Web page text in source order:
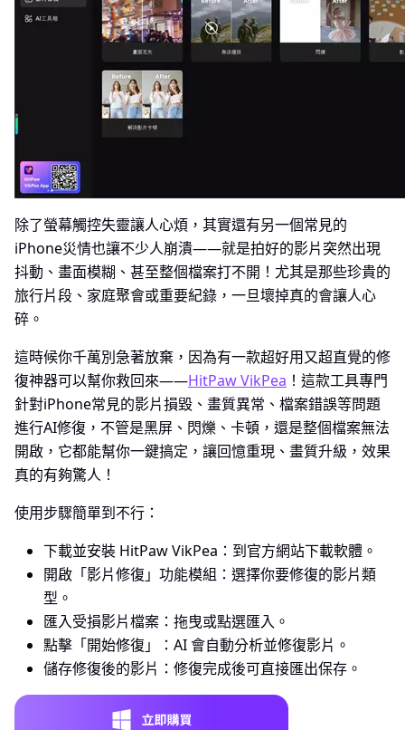
除了螢幕觸控失靈讓人心煩，其實還有另一個常見的
iPhone災情也讓不少人崩潰——就是拍好的影片突然出現
抖動、畫面模糊、甚至整個檔案打不開！尤其是那些珍貴的
旅行片段、家庭聚會或重要紀錄，一旦壞掉真的會讓人心
碎。
這時候你千萬別急著放棄，因為有一款超好用又超直覺的修
復神器可以幫你救回來——HitPaw VikPea ！這款工具專門
針對iPhone常見的影片損毀、畫質異常、檔案錯誤等問題
進行AI修復，不管是黑屏、閃爍、卡頓，還是整個檔案無法
開啟，它都能幫你一鍵搞定，讓回憶重現、畫質升級，效果
真的有夠驚人！
使用步驟簡單到不行：
下載並安裝 HitPaw VikPea：到官方網站下載軟體。
開啟「影片修復」功能模組：選擇你要修復的影片類
型。
匯入受損影片檔案：拖曳或點選匯入。
點擊「開始修復」：AI 會自動分析並修復影片。
儲存修復後的影片：修復完成後可直接匯出保存。